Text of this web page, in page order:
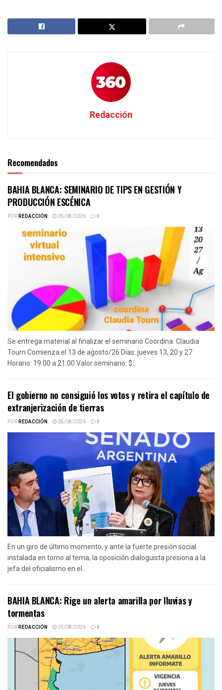
Redacción
Recomendados
BAHIA BLANCA: SEMINARIO DE TIPS EN GESTIÓN Y
PRODUCCIÓN ESCÉNICA
PORREDACCIÓN 05/08/2026 0
Se entrega material al finalizar el seminario Coordina: Claudia
Tourn Comienza el 13 de agosto/26 Días: jueves 13, 20 y 27
Horario: 19:00 a 21:00 Valor seminario: $...
El gobierno no consiguió los votos y retira el capítulo de
extranjerización de tierras
PORREDACCIÓN 05/08/2026 0
En un giro de último momento, y ante la fuerte presión social
instalada en torno al tema, la oposición dialoguista presiona a la
jefa del oficialismo en el...
BAHIA BLANCA: Rige un alerta amarilla por lluvias y
tormentas
PORREDACCIÓN 05/08/2026 0